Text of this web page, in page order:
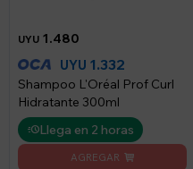
UYU 1.480
UYU 1.332
Shampoo L'Oréal Prof Curl
Hidratante 300ml
Llega en 2 horas